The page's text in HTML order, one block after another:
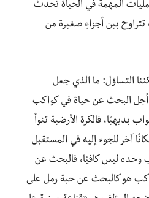
المهمة في الحياة تحدث
بين أجزاءٍ صغيرة من
التساؤل: ما الذي جعل
أجل البحث عن حياة في كواكب
بديهيًا، فالكرة الأرضية تنوأ
آخر للجوء إليه في المستقبل
وحده ليس كافيًا، فالبحث عن
هو كالبحث عن حبة رمل على